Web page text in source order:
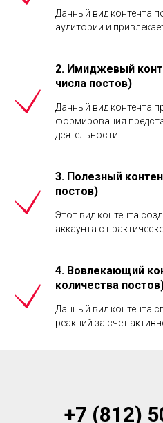
Данный вид контента
аудитории и
2. Имиджевый
числа постов)
Данный вид контента
формирования
деятельности.
3. Полезный
постов)
Этот вид контента
аккаунта с
4. Вовлекающий
количества
Данный вид контента
реакций за счёт
+7 (812)